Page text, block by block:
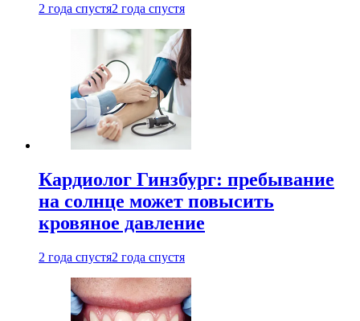
2 года спустя2 года спустя
Кардиолог Гинзбург: пребывание
на солнце может повысить
кровяное давление
2 года спустя2 года спустя